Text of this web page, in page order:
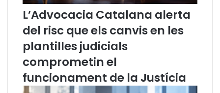
o
n
,
C
r
e
c
i
a
m
n
a
L’Advocacia Catalana alerta
del risc que els canvis en les
plantilles judicials
comprometin el
funcionament de la Justícia